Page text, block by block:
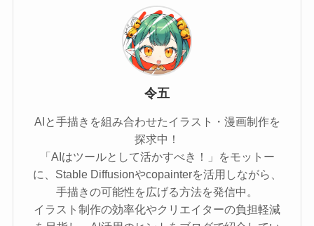
令五
AIと手描きを組み合わせたイラスト・漫画制作を
探求中！
「AIはツールとして活かすべき！」をモットー
に、Stable Diffusionやcopainterを活用しながら、
手描きの可能性を広げる方法を発信中。
イラスト制作の効率化やクリエイターの負担軽減